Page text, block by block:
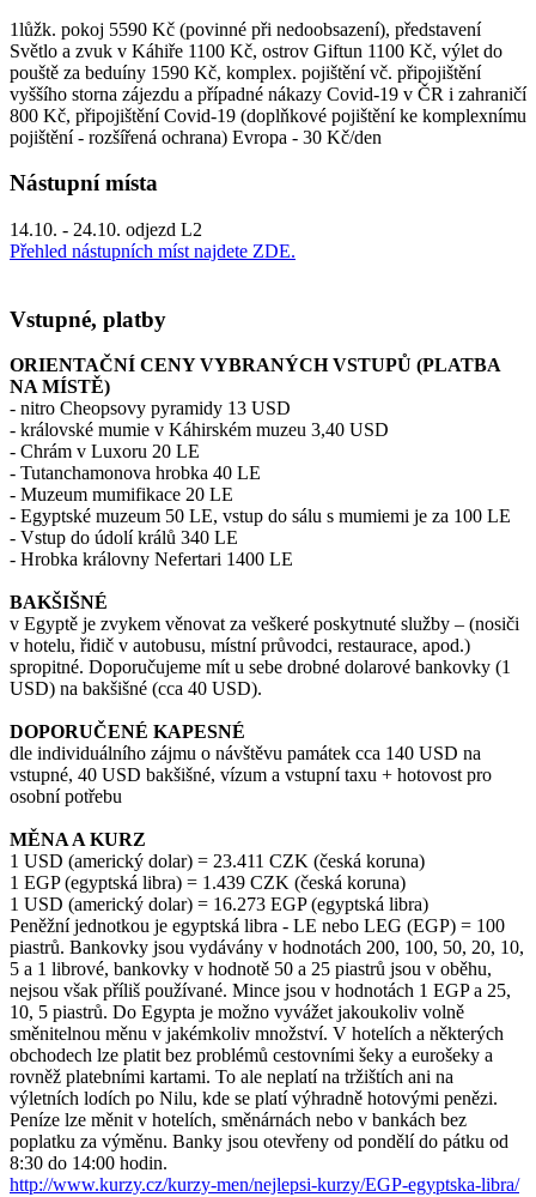
1lůžk. pokoj 5590 Kč (povinné při nedoobsazení), představení
Světlo a zvuk v Káhiře 1100 Kč, ostrov Giftun 1100 Kč, výlet do
pouště za beduíny 1590 Kč, komplex. pojištění vč. připojištění
vyššího storna zájezdu a případné nákazy Covid-19 v ČR i zahraničí
800 Kč, připojištění Covid-19 (doplňkové pojištění ke komplexnímu
pojištění - rozšířená ochrana) Evropa - 30 Kč/den
Nástupní místa
14.10. - 24.10. odjezd L2
Přehled nástupních míst najdete ZDE.
Vstupné, platby
ORIENTAČNÍ CENY VYBRANÝCH VSTUPŮ (PLATBA
NA MÍSTĚ)
- nitro Cheopsovy pyramidy 13 USD
- královské mumie v Káhirském muzeu 3,40 USD
- Chrám v Luxoru 20 LE
- Tutanchamonova hrobka 40 LE
- Muzeum mumifikace 20 LE
- Egyptské muzeum 50 LE, vstup do sálu s mumiemi je za 100 LE
- Vstup do údolí králů 340 LE
- Hrobka královny Nefertari 1400 LE
BAKŠIŠNÉ
v Egyptě je zvykem věnovat za veškeré poskytnuté služby – (nosiči
v hotelu, řidič v autobusu, místní průvodci, restaurace, apod.)
spropitné. Doporučujeme mít u sebe drobné dolarové bankovky (1
USD) na bakšišné (cca 40 USD).
DOPORUČENÉ KAPESNÉ
dle individuálního zájmu o návštěvu památek cca 140 USD na
vstupné, 40 USD bakšišné, vízum a vstupní taxu + hotovost pro
osobní potřebu
MĚNA A KURZ
1 USD (americký dolar) = 23.411 CZK (česká koruna)
1 EGP (egyptská libra) = 1.439 CZK (česká koruna)
1 USD (americký dolar) = 16.273 EGP (egyptská libra)
Peněžní jednotkou je egyptská libra - LE nebo LEG (EGP) = 100
piastrů. Bankovky jsou vydávány v hodnotách 200, 100, 50, 20, 10,
5 a 1 librové, bankovky v hodnotě 50 a 25 piastrů jsou v oběhu,
nejsou však příliš používané. Mince jsou v hodnotách 1 EGP a 25,
10, 5 piastrů. Do Egypta je možno vyvážet jakoukoliv volně
směnitelnou měnu v jakémkoliv množství. V hotelích a některých
obchodech lze platit bez problémů cestovními šeky a eurošeky a
rovněž platebními kartami. To ale neplatí na tržištích ani na
výletních lodích po Nilu, kde se platí výhradně hotovými penězi.
Peníze lze měnit v hotelích, směnárnách nebo v bankách bez
poplatku za výměnu. Banky jsou otevřeny od pondělí do pátku od
8:30 do 14:00 hodin.
http://www.kurzy.cz/kurzy-men/nejlepsi-kurzy/EGP-egyptska-libra/